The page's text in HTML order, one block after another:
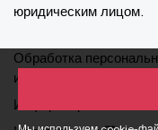
юридическим лицом.
Обработка
информация
Информация о cookie-